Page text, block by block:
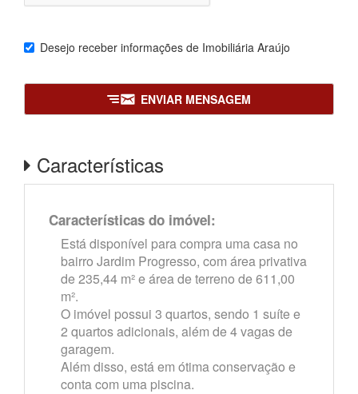
Desejo receber informações de Imobiliária Araújo
ENVIAR MENSAGEM
Características
Características do imóvel:
Está disponível para compra uma casa no
bairro Jardim Progresso, com área privativa
de 235,44 m² e área de terreno de 611,00
m².
O imóvel possui 3 quartos, sendo 1 suíte e
2 quartos adicionais, além de 4 vagas de
garagem.
Além disso, está em ótima conservação e
conta com uma piscina.